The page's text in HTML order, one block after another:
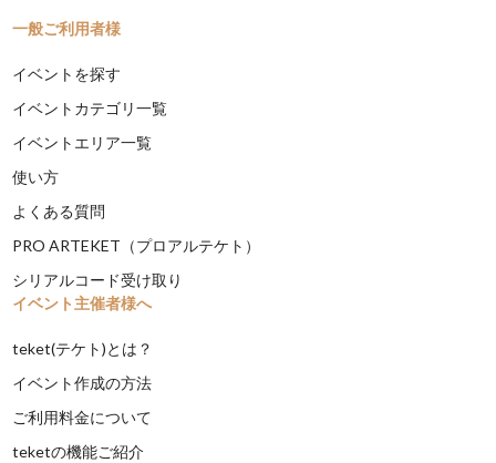
一般ご利用者様
イベントを探す
イベントカテゴリ一覧
イベントエリア一覧
使い方
よくある質問
PRO ARTEKET（プロアルテケト）
シリアルコード受け取り
イベント主催者様へ
teket(テケト)とは？
イベント作成の方法
ご利用料金について
teketの機能ご紹介